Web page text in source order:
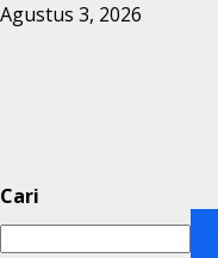
Agustus 3, 2026
Cari